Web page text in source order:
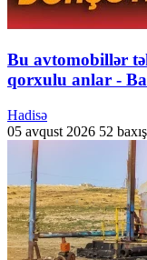
Bu avtomobillər
qorxulu anlar -
Hadisə
05 avqust 2026 52 baxış